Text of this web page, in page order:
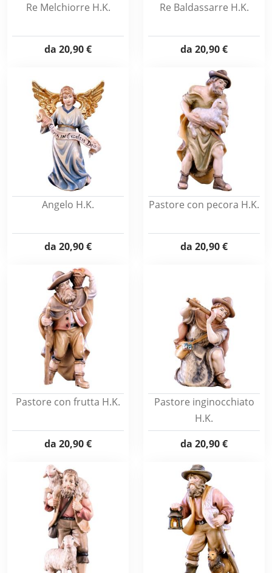
Re Melchiorre H.K.
da 20,90 €
Re Baldassarre H.K.
da 20,90 €
Angelo H.K.
da 20,90 €
Pastore con pecora H.K.
da 20,90 €
Pastore con frutta H.K.
da 20,90 €
Pastore inginocchiato
H.K.
da 20,90 €